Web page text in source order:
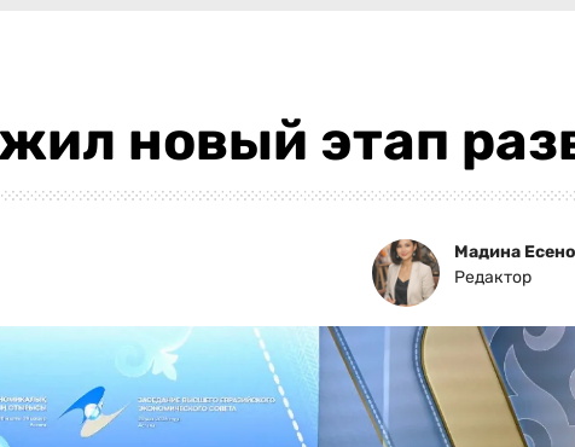
новый этап
Мадина
Редактор